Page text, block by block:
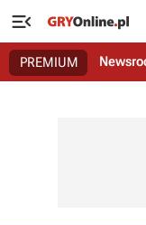

PREMIUM